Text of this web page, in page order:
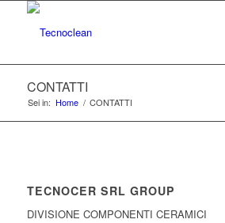
CONTATTI
Sei in: Home / CONTATTI
TECNOCER SRL GROUP
DIVISIONE COMPONENTI CERAMICI